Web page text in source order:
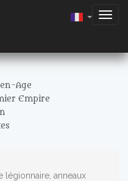
Age
Empire
légionnaire, anneaux